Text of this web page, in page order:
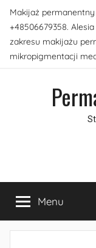
Przejdź
do
treści
Makijaż permanentny
+48506679358.
zakresu makijażu
mikropigmentacji
Menu